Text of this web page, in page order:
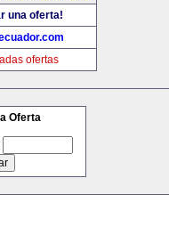
una oferta!
ofertas
Oferta